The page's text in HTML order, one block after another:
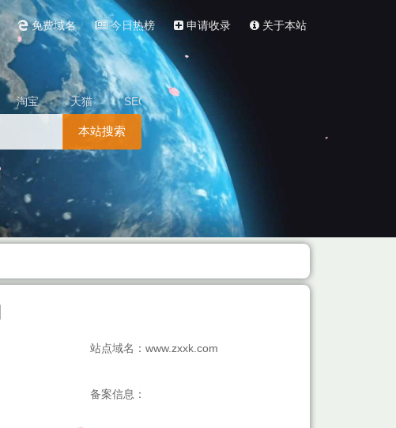
免费域名 今日热榜 申请收录 关于本站
淘宝 天猫 SEO
本站搜索
站点域名：www.zxxk.com
备案信息：